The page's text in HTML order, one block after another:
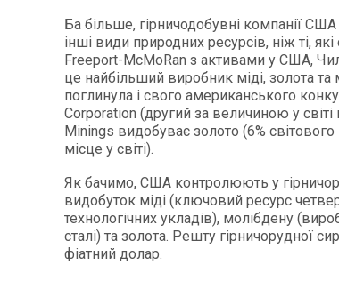
Ба більше, гірничодобувні компанії
інші види природних ресурсів, ніж ті,
Freeport-McMoRan з активами у США,
це найбільший виробник міді, золота та
поглинула і свого американського
Corporation (другий за величиною у
Minings видобуває золото (6%
місце у світі).
Як бачимо, США контролюють у
видобуток міді (ключовий ресурс
технологічних укладів), молібдену
сталі) та золота. Решту гірничорудної
фіатний долар.